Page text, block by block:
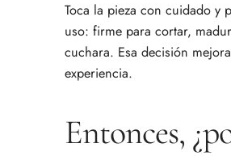
Toca la pieza con cuidado y
uso: firme para cortar,
cuchara. Esa decisión
experiencia.
Entonces,